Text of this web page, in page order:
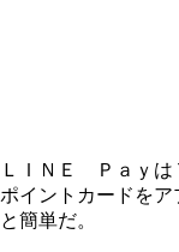
ＬＩＮＥ Ｐａｙは
ポイントカードを
と簡単だ。